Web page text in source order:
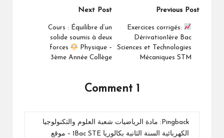
Post
navigation
Previous Post
Exercices corrigés:
Dérivation1ère Bac
Sciences et Technologies
Mécaniques STM
Next Post
Cours : Équilibre d’un
solide soumis à deux
forces
Physique –
3ème Année Collège
1 Comment
Pingback:
مادة الرياضيات شعبة العلوم والتكنولوجيا
الكهربائية السنة الثانية بكالوريا 1Bac STE – موقع